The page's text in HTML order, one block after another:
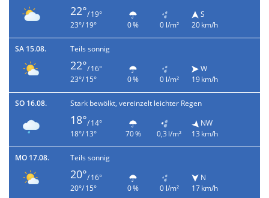
22°/ 19°
23°/ 19°
0 % 0 l/m²
S
20 km/h
SA 15.08. Teils sonnig
22°/ 16°
23°/ 15°
0 % 0 l/m²
W
19 km/h
SO 16.08. Stark bewölkt, vereinzelt leichter Regen
18°/ 14°
18°/ 13°
70 % 0,3 l/m²
NW
13 km/h
MO 17.08. Teils sonnig
20°/ 16°
20°/ 15°
0 % 0 l/m²
N
17 km/h